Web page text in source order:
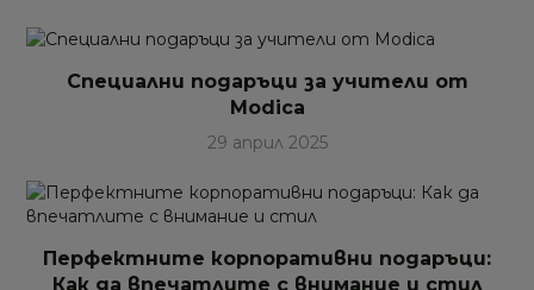
Специални подаръци за учители от
Modica
29 април 2025
Перфектните корпоративни подаръци:
Как да впечатлите с внимание и стил